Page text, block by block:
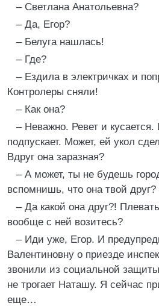
– Светлана Анатольевна?
– Да, Егор?
– Белуга нашлась!
– Где?
– Ездила в электричках и
Контролеры сняли!
– Как она?
– Неважно. Ревет и кусается.
подпускает. Может, ей укол
Вдруг она заразная?
– А может, ты не будешь
вспомнишь, что она твой друг?
– Да какой она друг?!
вообще с ней возитесь?
– Иди уже, Егор. И
Валентиновну о приезде
звонили из социальной
не трогает Наташу. Я сейчас
еще…